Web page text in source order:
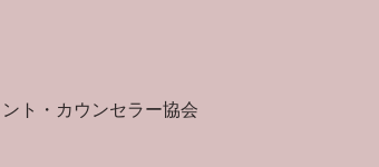
ト・カウンセラー協会